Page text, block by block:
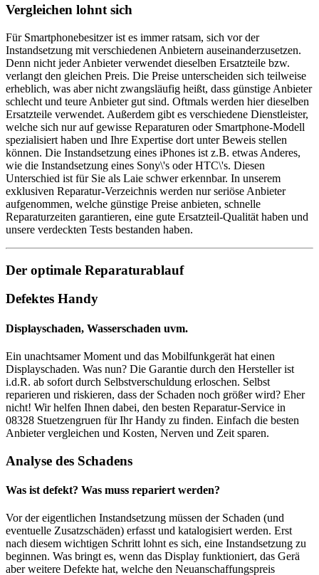
Vergleichen lohnt sich
Für Smartphonebesitzer ist es immer ratsam, sich vor der
Instandsetzung mit verschiedenen Anbietern auseinanderzusetzen.
Denn nicht jeder Anbieter verwendet dieselben Ersatzteile bzw.
verlangt den gleichen Preis. Die Preise unterscheiden sich teilweise
erheblich, was aber nicht zwangsläufig heißt, dass günstige Anbieter
schlecht und teure Anbieter gut sind. Oftmals werden hier dieselben
Ersatzteile verwendet. Außerdem gibt es verschiedene Dienstleister,
welche sich nur auf gewisse Reparaturen oder Smartphone-Modell
spezialisiert haben und Ihre Expertise dort unter Beweis stellen
können. Die Instandsetzung eines iPhones ist z.B. etwas Anderes,
wie die Instandsetzung eines Sony\'s oder HTC\'s. Diesen
Unterschied ist für Sie als Laie schwer erkennbar. In unserem
exklusiven Reparatur-Verzeichnis werden nur seriöse Anbieter
aufgenommen, welche günstige Preise anbieten, schnelle
Reparaturzeiten garantieren, eine gute Ersatzteil-Qualität haben und
unsere verdeckten Tests bestanden haben.
Der optimale Reparaturablauf
Defektes Handy
Displayschaden, Wasserschaden uvm.
Ein unachtsamer Moment und das Mobilfunkgerät hat einen
Displayschaden. Was nun? Die Garantie durch den Hersteller ist
i.d.R. ab sofort durch Selbstverschuldung erloschen. Selbst
reparieren und riskieren, dass der Schaden noch größer wird? Eher
nicht! Wir helfen Ihnen dabei, den besten Reparatur-Service in
08328 Stuetzengruen für Ihr Handy zu finden. Einfach die besten
Anbieter vergleichen und Kosten, Nerven und Zeit sparen.
Analyse des Schadens
Was ist defekt? Was muss repariert werden?
Vor der eigentlichen Instandsetzung müssen der Schaden (und
eventuelle Zusatzschäden) erfasst und katalogisiert werden. Erst
nach diesem wichtigen Schritt lohnt es sich, eine Instandsetzung zu
beginnen. Was bringt es, wenn das Display funktioniert, das Gerä
aber weitere Defekte hat, welche den Neuanschaffungspreis